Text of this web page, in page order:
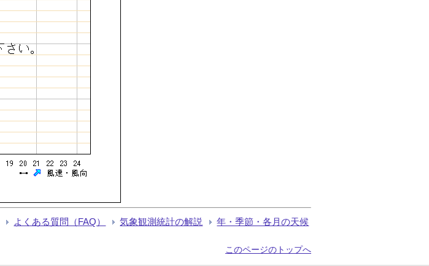
よくある質問（FAQ） 気象観測統計の解説 年・季節・各月の天候
このページのトップへ